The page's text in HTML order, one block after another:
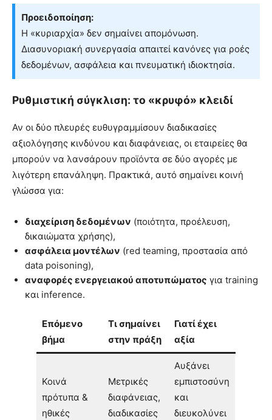
Προειδοποίηση:
Η «κυριαρχία» δεν σημαίνει απομόνωση.
Διασυνοριακή συνεργασία απαιτεί κανόνες για ροές
δεδομένων, ασφάλεια και πνευματική ιδιοκτησία.
Ρυθμιστική σύγκλιση: το «κρυφό» κλειδί
Αν οι δύο πλευρές ευθυγραμμίσουν διαδικασίες
αξιολόγησης κινδύνου και διαφάνειας, οι εταιρείες θα
μπορούν να λανσάρουν προϊόντα σε δύο αγορές με
λιγότερη επανάληψη. Πρακτικά, αυτό σημαίνει κοινή
γλώσσα για:
διαχείριση δεδομένων (ποιότητα, προέλευση,
δικαιώματα χρήσης),
ασφάλεια μοντέλων (red teaming, προστασία από
data poisoning),
αναφορές ενεργειακού αποτυπώματος για training
και inference.
Επόμενο
βήμα
Τι σημαίνει
στην πράξη
Γιατί έχει
αξία
Κοινά
πρότυπα &
ηθικές
Μετρικές
διαφάνειας,
διαδικασίες
Αυξάνει
εμπιστοσύνη
και
διευκολύνει